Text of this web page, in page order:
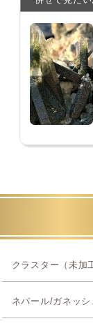
クラスター（未加
ネパール/ガネッ